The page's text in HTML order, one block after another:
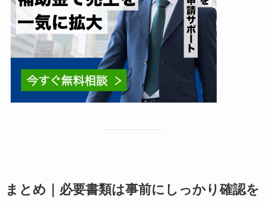
まとめ｜必要書類は事前にしっかり確認を